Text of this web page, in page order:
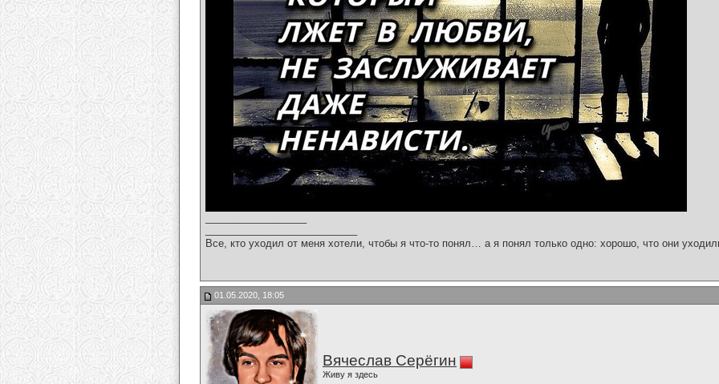
Все, кто уходил от меня хотели, чтобы я что-то понял… а я понял только одно: хорошо, что они
01.05.2020, 18:05
Вячеслав Серёгин
Живу я здесь